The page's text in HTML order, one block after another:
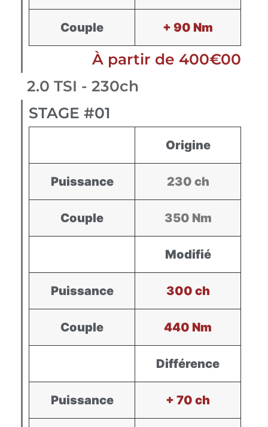
Couple + 90 Nm
À partir de 400€00
2.0 TSI - 230ch
STAGE #01
Origine
Puissance 230 ch
Couple 350 Nm
Modifié
Puissance 300 ch
Couple 440 Nm
Différence
Puissance + 70 ch